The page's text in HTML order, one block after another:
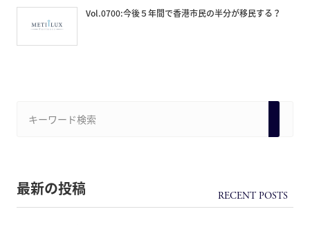
Vol.0700:今後５年間で香港市民の半分が移民する？
最新の投稿